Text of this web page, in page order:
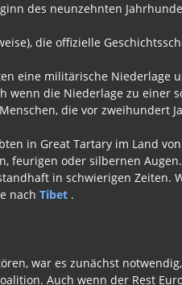
des neunzehnten
die offizielle
eine militärische Niederlage
wenn die Niederlage zu einer
die vor zweihundert
in Great Tartary im Land
feurigen oder silbernen
in schwierigen
nach Tibet .
war es zunächst
Auch wenn der Rest